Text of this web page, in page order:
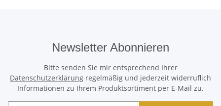
Newsletter Abonnieren
Bitte senden Sie mir entsprechend Ihrer
Datenschutzerklärung regelmäßig und jederzeit widerruflich
Informationen zu Ihrem Produktsortiment per E-Mail zu.